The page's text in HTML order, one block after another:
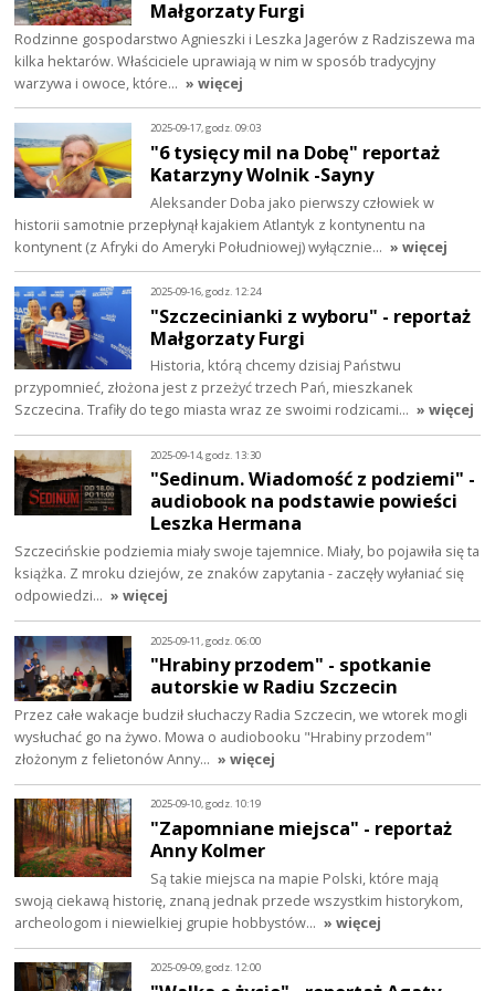
Małgorzaty Furgi
Rodzinne gospodarstwo Agnieszki i Leszka Jagerów z Radziszewa ma
kilka hektarów. Właściciele uprawiają w nim w sposób tradycyjny
warzywa i owoce, które… » więcej
2025-09-17, godz. 09:03
"6 tysięcy mil na Dobę" reportaż
Katarzyny Wolnik -Sayny
Aleksander Doba jako pierwszy człowiek w
historii samotnie przepłynął kajakiem Atlantyk z kontynentu na
kontynent (z Afryki do Ameryki Południowej) wyłącznie… » więcej
2025-09-16, godz. 12:24
"Szczecinianki z wyboru" - reportaż
Małgorzaty Furgi
Historia, którą chcemy dzisiaj Państwu
przypomnieć, złożona jest z przeżyć trzech Pań, mieszkanek
Szczecina. Trafiły do tego miasta wraz ze swoimi rodzicami… » więcej
2025-09-14, godz. 13:30
"Sedinum. Wiadomość z podziemi" -
audiobook na podstawie powieści
Leszka Hermana
Szczecińskie podziemia miały swoje tajemnice. Miały, bo pojawiła się ta
książka. Z mroku dziejów, ze znaków zapytania - zaczęły wyłaniać się
odpowiedzi… » więcej
2025-09-11, godz. 06:00
"Hrabiny przodem" - spotkanie
autorskie w Radiu Szczecin
Przez całe wakacje budził słuchaczy Radia Szczecin, we wtorek mogli
wysłuchać go na żywo. Mowa o audiobooku "Hrabiny przodem"
złożonym z felietonów Anny… » więcej
2025-09-10, godz. 10:19
"Zapomniane miejsca" - reportaż
Anny Kolmer
Są takie miejsca na mapie Polski, które mają
swoją ciekawą historię, znaną jednak przede wszystkim historykom,
archeologom i niewielkiej grupie hobbystów… » więcej
2025-09-09, godz. 12:00